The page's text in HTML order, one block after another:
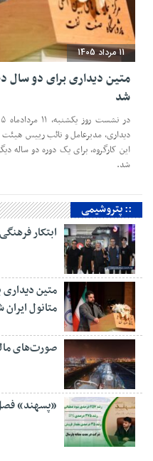
11 مرداد 1405
متین دیداری برای دو سال
شد
دیداری، مدیرعامل و‌ نائب رییس
این کارگروه، برای یک دوره دو ساله
شد.
:: پتروشیمی
ابتکار
متین دیداری
متانول
صورت‌های
«پسهند» فصل نخست ۱۴۰۵